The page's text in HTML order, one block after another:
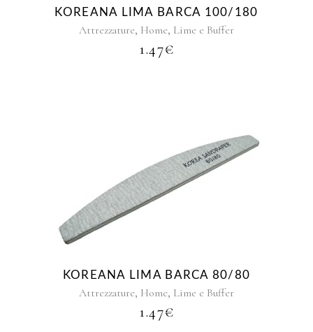
KOREANA LIMA BARCA 100/180
Attrezzature, Home, Lime e Buffer
1.47€
KOREANA LIMA BARCA 80/80
Attrezzature, Home, Lime e Buffer
1.47€